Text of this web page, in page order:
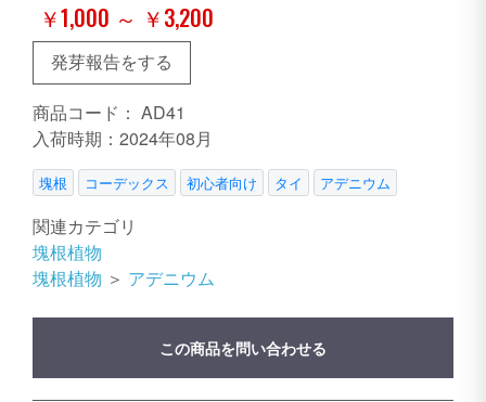
￥1,000 ～ ￥3,200
発芽報告をする
商品コード： AD41
入荷時期：2024年08月
塊根 コーデックス 初心者向け タイ アデニウム
関連カテゴリ
塊根植物
塊根植物 ＞ アデニウム
この商品を問い合わせる